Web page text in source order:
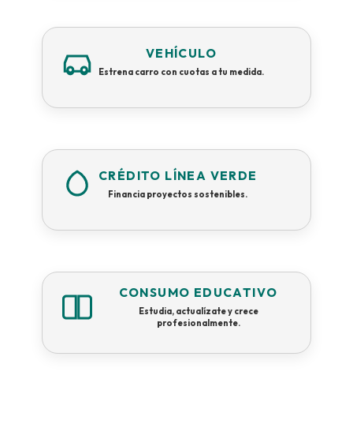
VEHÍCULO
Estrena carro con cuotas a tu medida.
CRÉDITO LÍNEA VERDE
Financia proyectos sostenibles.
CONSUMO EDUCATIVO
Estudia, actualízate y crece
profesionalmente.